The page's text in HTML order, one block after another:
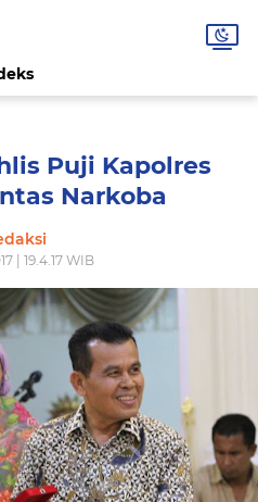
Puji Kapolres
Narkoba
| 19.4.17 WIB